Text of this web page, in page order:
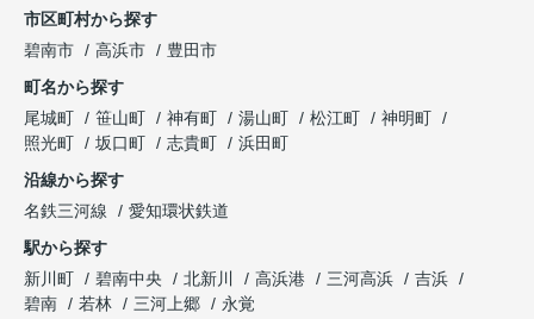
市区町村から探す
碧南市
高浜市
豊田市
町名から探す
尾城町
笹山町 神有町 湯山町 松江町
神明町
照光町
坂口町 志貴町
浜田町
沿線から探す
名鉄三河線
愛知環状鉄道
駅から探す
新川町
碧南中央 北新川 高浜港 三河高浜
吉浜
碧南
若林 三河上郷 永覚